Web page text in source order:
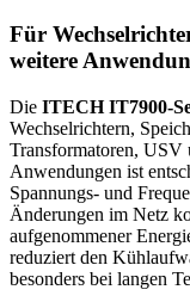
Für
weitere
Die ITECH IT7900-
Wechselrichtern,
Transformatoren, USV
Anwendungen ist
Spannungs- und
Änderungen im Netz
aufgenommener
reduziert den
besonders bei langen